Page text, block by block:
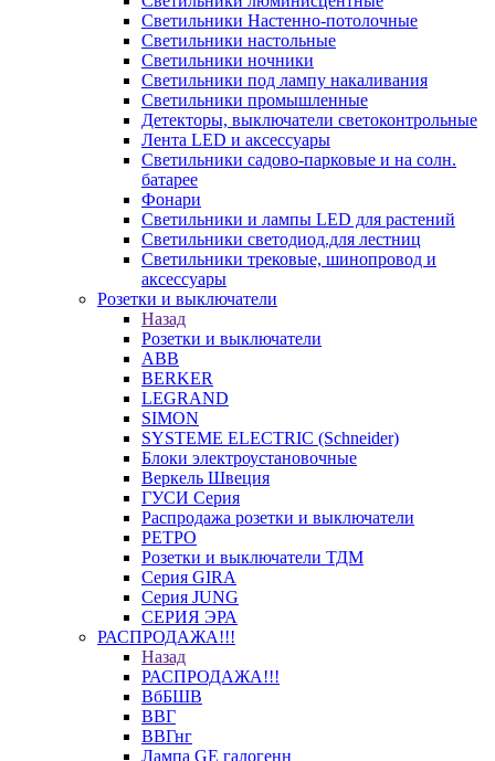
Светильники Настенно-потолочные
Светильники настольные
Светильники ночники
Светильники под лампу накаливания
Светильники промышленные
Детекторы, выключатели светоконтрольные
Лента LED и аксессуары
Светильники садово-парковые и на солн.
батарее
Фонари
Светильники и лампы LED для растений
Светильники светодиод.для лестниц
Светильники трековые, шинопровод и
аксессуары
Розетки и выключатели
Назад
Розетки и выключатели
ABB
BERKER
LEGRAND
SIMON
SYSTEME ELECTRIC (Schneider)
Блоки электроустановочные
Веркель Швеция
ГУСИ Серия
Распродажа розетки и выключатели
РЕТРО
Розетки и выключатели ТДМ
Серия GIRA
Серия JUNG
СЕРИЯ ЭРА
РАСПРОДАЖА!!!
Назад
РАСПРОДАЖА!!!
ВбБШВ
ВВГ
ВВГнг
Лампа GE галогенн